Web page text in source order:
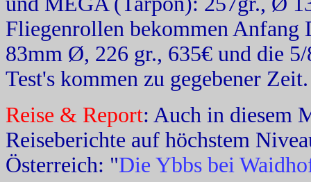
Fliegenrollen bekommen Anfang
83mm Ø, 226 gr., 635€ und die
Test's kommen zu gegebener
Reise & Report: Auch in diesem
Reiseberichte auf höchstem
Österreich: "Die Ybbs bei